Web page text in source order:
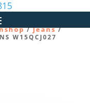
/Jeans/
W15QCJ027